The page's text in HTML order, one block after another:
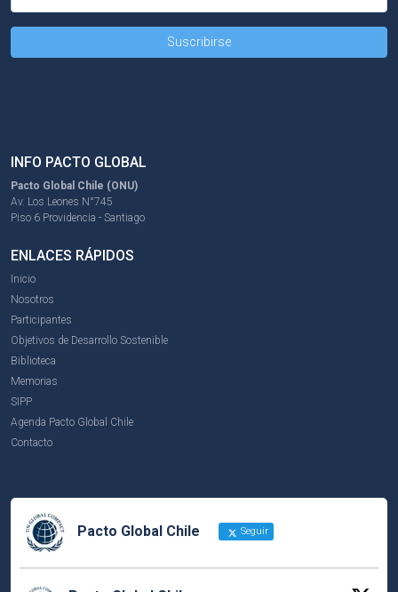
INFO PACTO GLOBAL
Pacto Global Chile (ONU)
Av. Los Leones N°745
Piso 6 Providencia - Santiago
ENLACES RÁPIDOS
Inicio
Nosotros
Participantes
Objetivos de Desarrollo Sostenible
Biblioteca
Memorias
SIPP
Agenda Pacto Global Chile
Contacto
Pacto Global Chile Seguir